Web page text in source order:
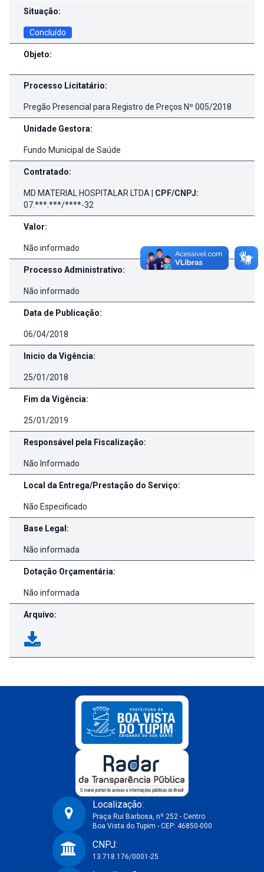
Contratos e Aditivos
Situação:
Concluído
Objeto:
Processo Licitatário:
Pregão Presencial para Registro de Preços Nº 005/2018
Unidade Gestora:
Fundo Municipal de Saúde
Contratado:
MD MATERIAL HOSPITALAR LTDA | CPF/CNPJ:
07.***.***/****-32
Valor:
Não informado
Processo Administrativo:
Não informado
Data de Publicação:
06/04/2018
Inicio da Vigência:
25/01/2018
Fim da Vigência:
25/01/2019
Responsável pela Fiscalização:
Não Informado
Local da Entrega/Prestação do Serviço:
Não Especificado
Base Legal:
Não informada
Dotação Orçamentária:
Não informada
Arquivo:
Prefeitura Municipal de Boa Vista do Tupim-BA
Localização:
Praça Rui Barbosa, nº 252 - Centro
Boa Vista do Tupim - CEP: 46850-000
CNPJ:
13.718.176/0001-25